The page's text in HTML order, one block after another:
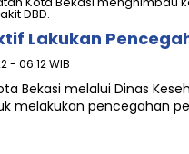
Lakukan
- 06:12 WIB
Bekasi melalui Dinas
melakukan pencegahan